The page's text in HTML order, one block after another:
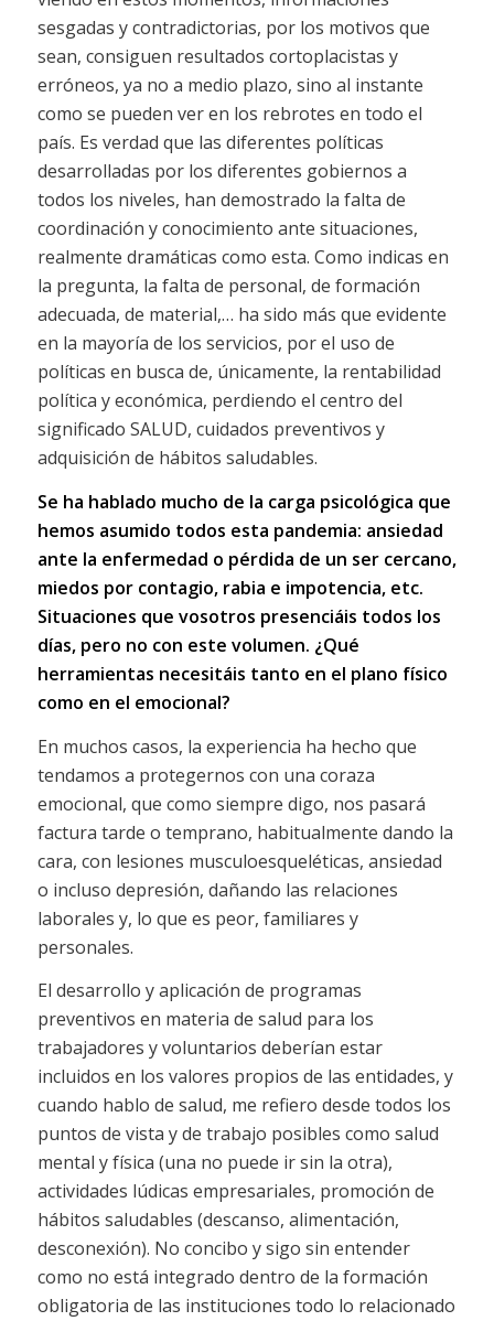
sesgadas y contradictorias, por los motivos que
sean, consiguen resultados cortoplacistas y
erróneos, ya no a medio plazo, sino al instante
como se pueden ver en los rebrotes en todo el
país. Es verdad que las diferentes políticas
desarrolladas por los diferentes gobiernos a
todos los niveles, han demostrado la falta de
coordinación y conocimiento ante situaciones,
realmente dramáticas como esta. Como indicas en
la pregunta, la falta de personal, de formación
adecuada, de material,… ha sido más que evidente
en la mayoría de los servicios, por el uso de
políticas en busca de, únicamente, la rentabilidad
política y económica, perdiendo el centro del
significado SALUD, cuidados preventivos y
adquisición de hábitos saludables.
Se ha hablado mucho de la carga psicológica que
hemos asumido todos esta pandemia: ansiedad
ante la enfermedad o pérdida de un ser cercano,
miedos por contagio, rabia e impotencia, etc.
Situaciones que vosotros presenciáis todos los
días, pero no con este volumen. ¿Qué
herramientas necesitáis tanto en el plano físico
como en el emocional?
En muchos casos, la experiencia ha hecho que
tendamos a protegernos con una coraza
emocional, que como siempre digo, nos pasará
factura tarde o temprano, habitualmente dando la
cara, con lesiones musculoesqueléticas, ansiedad
o incluso depresión, dañando las relaciones
laborales y, lo que es peor, familiares y
personales.
El desarrollo y aplicación de programas
preventivos en materia de salud para los
trabajadores y voluntarios deberían estar
incluidos en los valores propios de las entidades, y
cuando hablo de salud, me refiero desde todos los
puntos de vista y de trabajo posibles como salud
mental y física (una no puede ir sin la otra),
actividades lúdicas empresariales, promoción de
hábitos saludables (descanso, alimentación,
desconexión). No concibo y sigo sin entender
como no está integrado dentro de la formación
obligatoria de las instituciones todo lo relacionado